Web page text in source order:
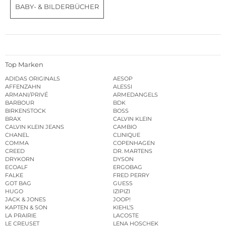
BABY- & BILDERBÜCHER
Top Marken
ADIDAS ORIGINALS
AESOP
AFFENZAHN
ALESSI
ARMANI/PRIVÉ
ARMEDANGELS
BARBOUR
BDK
BIRKENSTOCK
BOSS
BRAX
CALVIN KLEIN
CALVIN KLEIN JEANS
CAMBIO
CHANEL
CLINIQUE
COMMA
COPENHAGEN
CREED
DR. MARTENS
DRYKORN
DYSON
ECOALF
ERGOBAG
FALKE
FRED PERRY
GOT BAG
GUESS
HUGO
IZIPIZI
JACK & JONES
JOOP!
KAPTEN & SON
KIEHL’S
LA PRAIRIE
LACOSTE
LE CREUSET
LENA HOSCHEK